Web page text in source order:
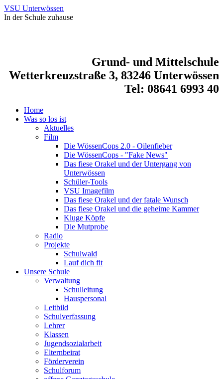
VSU Unterwössen
In der Schule zuhause
Grund- und Mittelschule
Wetterkreuzstraße 3, 83246 Unterwössen
Tel: 08641 6993 40
Home
Was so los ist
Aktuelles
Film
Die WössenCops 2.0 - Oilenfieber
Die WössenCops - "Fake News"
Das fiese Orakel und der Untergang von
Unterwössen
Schüler-Tools
VSU Imagefilm
Das fiese Orakel und der fatale Wunsch
Das fiese Orakel und die geheime Kammer
Kluge Köpfe
Die Mutprobe
Radio
Projekte
Schulwald
Lauf dich fit
Unsere Schule
Verwaltung
Schulleitung
Hauspersonal
Leitbild
Schulverfassung
Lehrer
Klassen
Jugendsozialarbeit
Elternbeirat
Förderverein
Schulforum